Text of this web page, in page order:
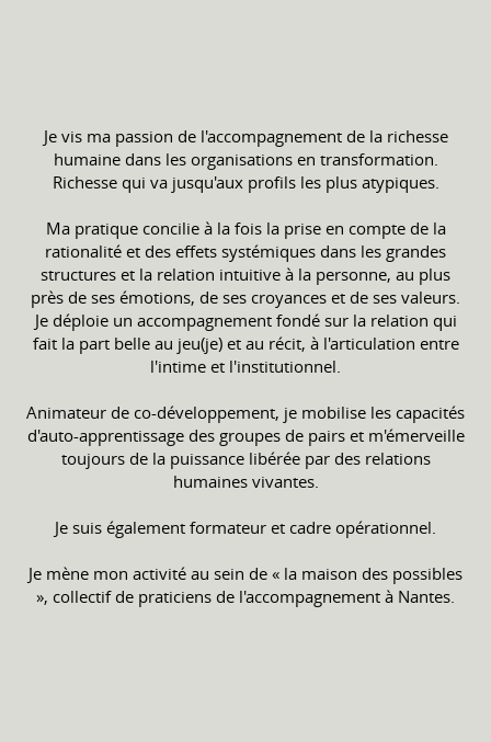
Je vis ma passion de l'accompagnement de la richesse
humaine dans les organisations en transformation.
Richesse qui va jusqu'aux profils les plus atypiques.
Ma pratique concilie à la fois la prise en compte de la
rationalité et des effets systémiques dans les grandes
structures et la relation intuitive à la personne, au plus
près de ses émotions, de ses croyances et de ses valeurs.
Je déploie un accompagnement fondé sur la relation qui
fait la part belle au jeu(je) et au récit, à l'articulation entre
l'intime et l'institutionnel.
Animateur de co-développement, je mobilise les capacités
d'auto-apprentissage des groupes de pairs et m'émerveille
toujours de la puissance libérée par des relations
humaines vivantes.
Je suis également formateur et cadre opérationnel.
Je mène mon activité au sein de « la maison des possibles
», collectif de praticiens de l'accompagnement à Nantes.